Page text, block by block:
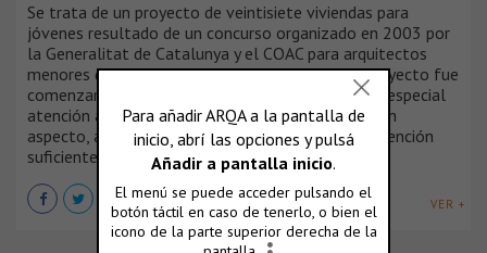
Se trata de un proyecto de veintisiete viviendas para
jóvenes resultado de un concurso organizado en 2003 por
la Generalitat de Catalunya y el COAC para arquitectos
menores de 40 años. Nuestra aproximación al proyecto fue
comenzar desde adentro hacia afuera, prestando especial
atención a las cualidades espaciales del interior, un
aspecto, al que creemos que no se le presta la atención
suficiente en vivienda social hoy en día.
VER +